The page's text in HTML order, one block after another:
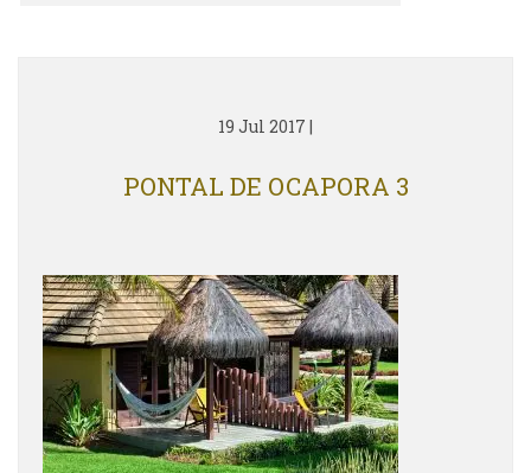
19 Jul 2017 |
PONTAL DE OCAPORA 3